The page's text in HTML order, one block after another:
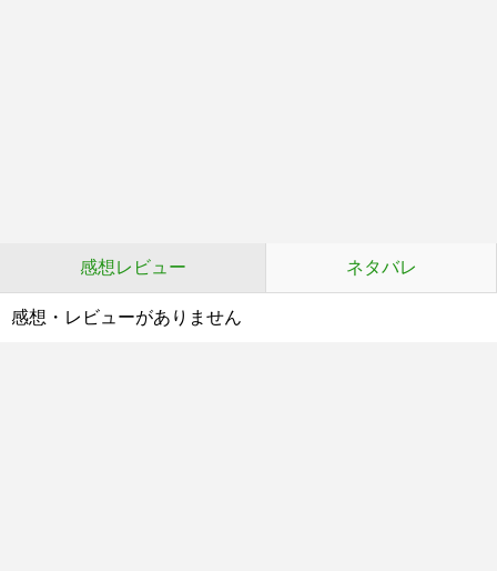
感想レビュー ネタバレ
感想・レビューがありません